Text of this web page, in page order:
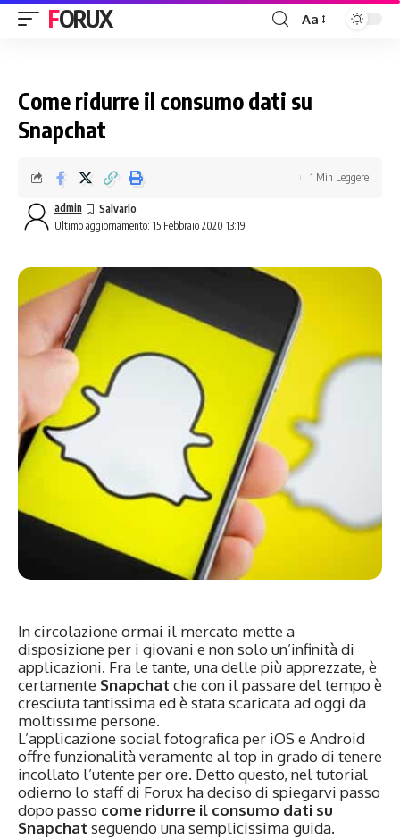
FORUX Aa
Come ridurre il consumo dati su
Snapchat
Ultimo aggiornamento: 15 Febbraio 2020 13:19
admin
1 Min Leggere
In circolazione ormai il mercato mette a
disposizione per i giovani e non solo un’infinità di
applicazioni. Fra le tante, una delle più apprezzate, è
certamente Snapchat che con il passare del tempo è
cresciuta tantissima ed è stata scaricata ad oggi da
moltissime persone.
L’applicazione social fotografica per iOS e Android
offre funzionalità veramente al top in grado di tenere
incollato l’utente per ore. Detto questo, nel tutorial
odierno lo staff di Forux ha deciso di spiegarvi passo
dopo passo come ridurre il consumo dati su
Snapchat seguendo una semplicissima guida.